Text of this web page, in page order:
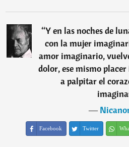
“Y en las noches de
con la mujer
amor imaginario,
dolor, ese mismo
a palpitar el
―
Facebook Twitter